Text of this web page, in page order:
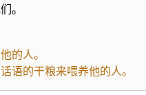
。
的人。
语的干粮来喂养他的人。